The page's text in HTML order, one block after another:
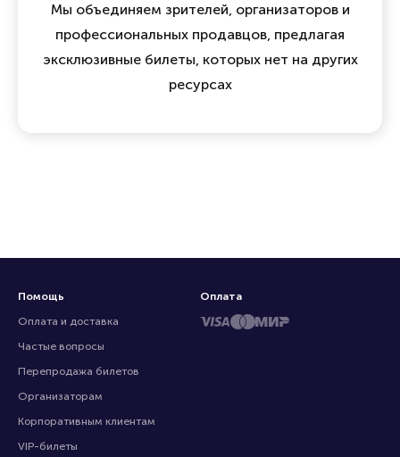
Мы объединяем зрителей, организаторов и
профессиональных продавцов, предлагая
эксклюзивные билеты, которых нет на других
ресурсах
Помощь
Оплата и доставка
Частые вопросы
Перепродажа билетов
Организаторам
Корпоративным клиентам
VIP-билеты
Оплата